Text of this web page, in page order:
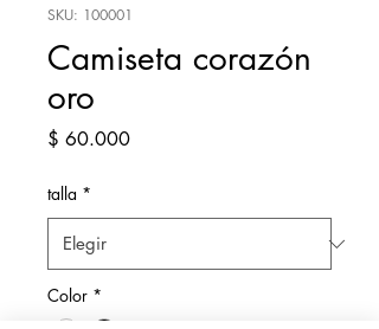
SKU: 100001
Camiseta corazón
oro
$ 60.000Precio
talla *
Color *